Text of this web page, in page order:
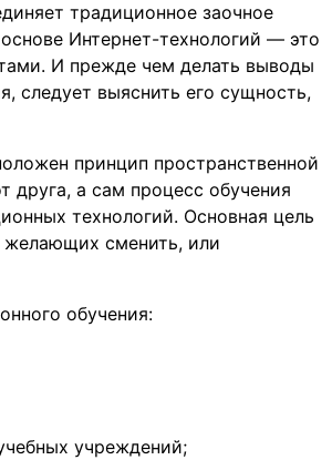
традиционное заочное
Интернет-технологий — это
И прежде чем делать выводы
следует выяснить его сущность,
принцип пространственной
друга, а сам процесс обучения
технологий. Основная цель
желающих сменить, или
обучения:
учреждений;